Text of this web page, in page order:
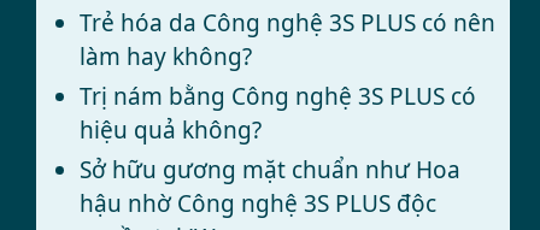
Trẻ hóa da Công nghệ 3S PLUS có nên
làm hay không?
Trị nám bằng Công nghệ 3S PLUS có
hiệu quả không?
Sở hữu gương mặt chuẩn như Hoa
hậu nhờ Công nghệ 3S PLUS độc